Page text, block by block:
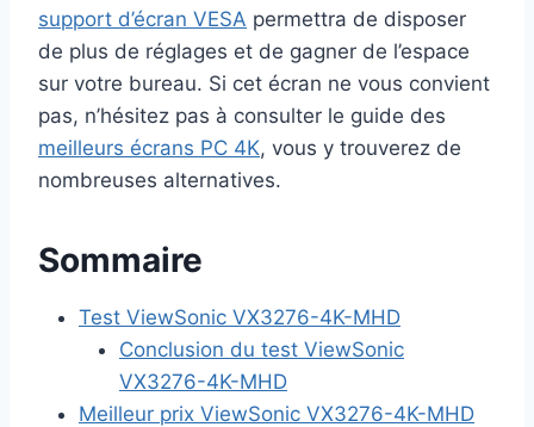
support d’écran VESA permettra de disposer
de plus de réglages et de gagner de l’espace
sur votre bureau. Si cet écran ne vous convient
pas, n’hésitez pas à consulter le guide des
meilleurs écrans PC 4K, vous y trouverez de
nombreuses alternatives.
Sommaire
Test ViewSonic VX3276-4K-MHD
Conclusion du test ViewSonic
VX3276-4K-MHD
Meilleur prix ViewSonic VX3276-4K-MHD